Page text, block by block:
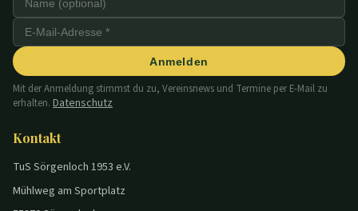
Anmelden
Mit der Anmeldung stimmst du zu, Vereinsnews und Termine per E-Mail zu
erhalten. Datenschutz
Kontakt
TuS Sörgenloch 1953 e.V.
Mühlweg am Sportplatz